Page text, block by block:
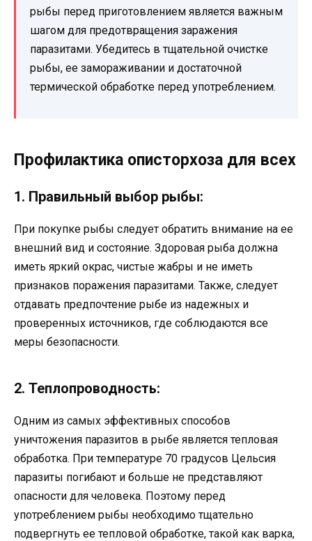
рыбы перед приготовлением является важным
шагом для предотвращения заражения
паразитами. Убедитесь в тщательной очистке
рыбы, ее замораживании и достаточной
термической обработке перед употреблением.
Профилактика описторхоза для всех
1. Правильный выбор рыбы:
При покупке рыбы следует обратить внимание на ее
внешний вид и состояние. Здоровая рыба должна
иметь яркий окрас, чистые жабры и не иметь
признаков поражения паразитами. Также, следует
отдавать предпочтение рыбе из надежных и
проверенных источников, где соблюдаются все
меры безопасности.
2. Теплопроводность:
Одним из самых эффективных способов
уничтожения паразитов в рыбе является тепловая
обработка. При температуре 70 градусов Цельсия
паразиты погибают и больше не представляют
опасности для человека. Поэтому перед
употреблением рыбы необходимо тщательно
подвергнуть ее тепловой обработке, такой как варка,